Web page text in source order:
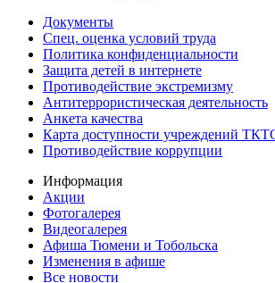
Документы
Спец. оценка условий труда
Политика конфиденциальности
Защита детей в интернете
Противодействие экстремизму
Антитеррористическая деятельность
Анкета качества
Карта доступности учреждений
Противодействие коррупции
Информация
Акции
Фотогалерея
Видеогалерея
Афиша Тюмени и Тобольска
Изменения в афише
Все новости